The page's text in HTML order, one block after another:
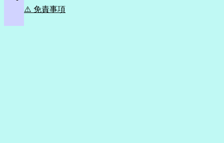
⚠️ 免責事項